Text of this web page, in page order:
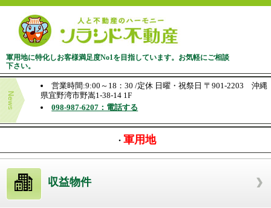
軍用地に特化しお客様満足度No1を目指しています。お気軽にご相談
下さい。
営業時間:9:00～18：30 /定休 日曜・祝祭日 〒901-2203 沖縄
県宜野湾市野嵩1-38-14 1F
098-987-6207：電話する
・ 軍用地
収益物件